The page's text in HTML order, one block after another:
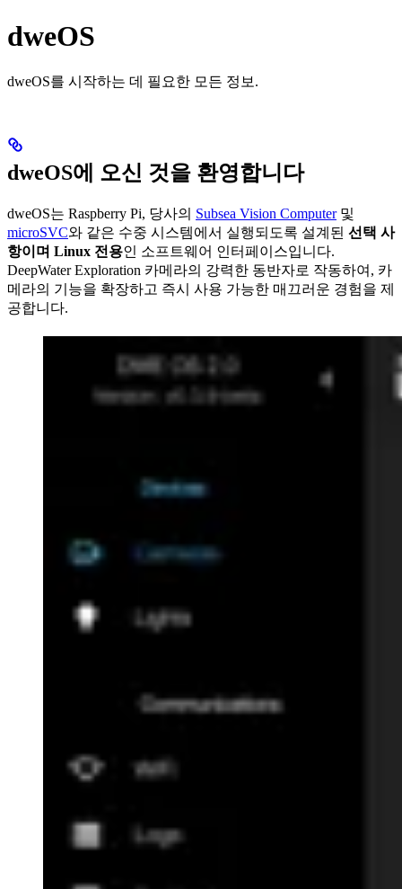
dweOS
dweOS를 시작하는 데 필요한 모든 정보.
dweOS에 오신 것을 환영합니다
dweOS는 Raspberry Pi, 당사의 Subsea Vision Computer및
microSVC와 같은 수중 시스템에서 실행되도록 설계된 선택 사
항이며 Linux 전용인 소프트웨어 인터페이스입니다.
DeepWater Exploration 카메라의 강력한 동반자로 작동하여, 카
메라의 기능을 확장하고 즉시 사용 가능한 매끄러운 경험을 제
공합니다.